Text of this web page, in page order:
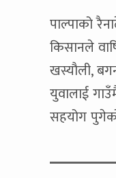
पाल्पाको
किसानले
खस्यौली,
युवालाई
सहयोग